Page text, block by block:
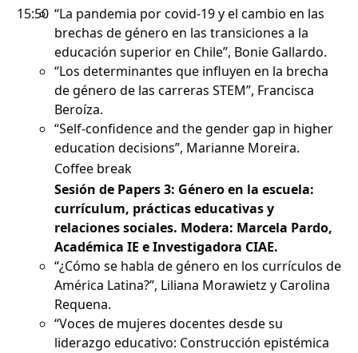
15:50 “La pandemia por covid-19 y el cambio en las
brechas de género en las transiciones a la
educación superior en Chile”, Bonie Gallardo.
“Los determinantes que influyen en la brecha
de género de las carreras STEM”, Francisca
Beroíza.
“Self-confidence and the gender gap in higher
education decisions”, Marianne Moreira.
Coffee break
Sesión de Papers 3: Género en la escuela:
currículum, prácticas educativas y
relaciones sociales. Modera: Marcela Pardo,
Académica IE e Investigadora CIAE.
“¿Cómo se habla de género en los currículos de
América Latina?”, Liliana Morawietz y Carolina
Requena.
“Voces de mujeres docentes desde su
liderazgo educativo: Construcción epistémica